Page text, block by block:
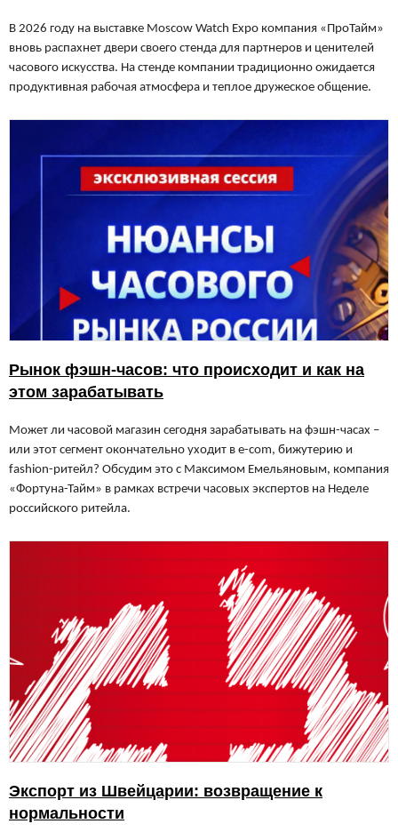
В 2026 году на выставке Moscow Watch Expo компания «ПроТайм»
вновь распахнет двери своего стенда для партнеров и ценителей
часового искусства. На стенде компании традиционно ожидается
продуктивная рабочая атмосфера и теплое дружеское общение.
Рынок фэшн-часов: что происходит и как на
этом зарабатывать
Может ли часовой магазин сегодня зарабатывать на фэшн-часах –
или этот сегмент окончательно уходит в e-com, бижутерию и
fashion-ритейл? Обсудим это с Максимом Емельяновым, компания
«Фортуна-Тайм» в рамках встречи часовых экспертов на Неделе
российского ритейла.
Экспорт из Швейцарии: возвращение к
нормальности